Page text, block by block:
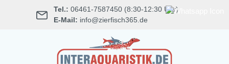
springen Tel.: 06461-7587450 (8:30-12:30 Uhr)
E-Mail: info@zierfisch365.de